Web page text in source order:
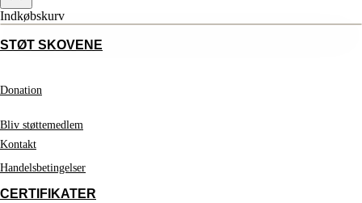
Indkøbskurv
STØT SKOVENE
Donation
Bliv støttemedlem
Kontakt
Handelsbetingelser
CERTIFIKATER